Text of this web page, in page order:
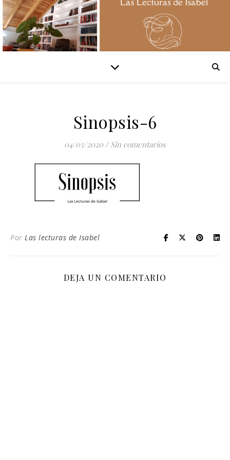
Sinopsis-6
04/03/2020 / Sin comentarios
Por Las lecturas de Isabel
DEJA UN COMENTARIO